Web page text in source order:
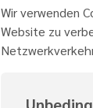
Wir verwenden
Website zu